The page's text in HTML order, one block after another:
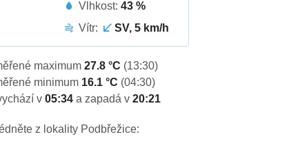
Vlhkost:43 %
Vítr:
SV, 5 km/h
maximum27.8 °C (13:30)
minimum 16.1 °C (04:30)
v05:34a zapadá v20:21
z lokality Podbřežice: